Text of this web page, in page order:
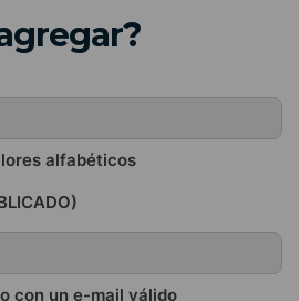
alfabéticos
con un e-mail válido